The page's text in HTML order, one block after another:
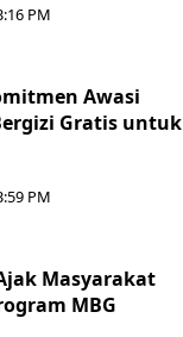
PM
Awasi
Gratis untuk
PM
Masyarakat
MBG